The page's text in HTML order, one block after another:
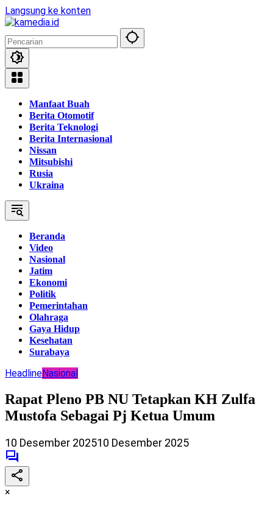
Langsung ke konten
Manfaat Buah
Berita Otomotif
Berita Teknologi
Berita Internasional
Nissan
Mitsubishi
Rusia
Ukraina
Beranda
Video
Nasional
Jatim
Ekonomi
Politik
Pemerintahan
Olahraga
Gaya Hidup
Kesehatan
Surabaya
HeadlineNasional
Rapat Pleno PB NU Tetapkan KH Zulfa
Mustofa Sebagai Pj Ketua Umum
10 Desember 202510 Desember 2025
×